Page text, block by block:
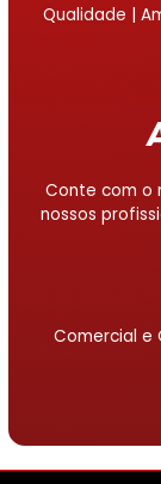
Qualidade |
Conte com o
nossos
Comercial e